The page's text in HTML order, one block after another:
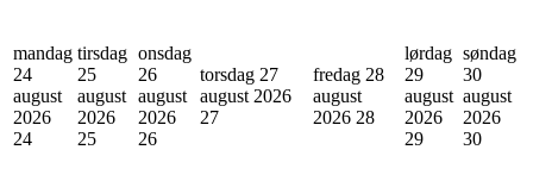
mandag
24
august
2026
24
tirsdag
25
august
2026
25
onsdag
26
august
2026
26
torsdag 27
august 2026
27
fredag 28
august
2026 28
lørdag
29
august
2026
29
søndag
30
august
2026
30